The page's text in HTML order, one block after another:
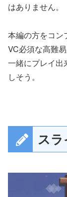
はありません。
本編の方をコン
VC必須な高難
一緒にプレイ出
しそう。
ス